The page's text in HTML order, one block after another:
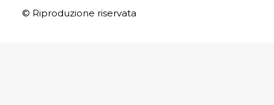
© Riproduzione riservata